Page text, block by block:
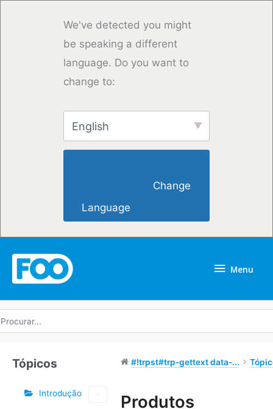
We've detected you might
be speaking a different
language. Do you want to
change to:
English
Language
Menu
Tópicos
Introdução
#!trpst#trp-gettext data-...
Produtos
Etiquetas